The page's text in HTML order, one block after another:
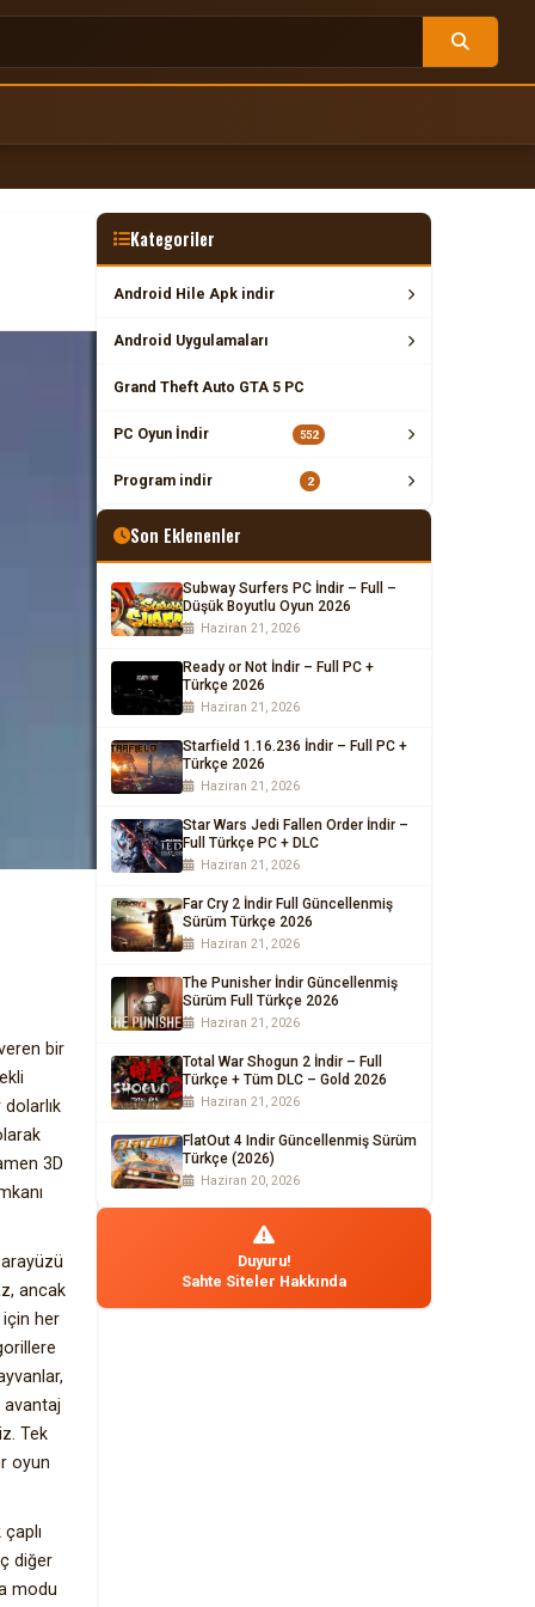
bir
3D
ancak
için her
avantaj
Tek
oyun
diğer
modu
Kategoriler
Android Hile Apk indir
Android Uygulamaları
Grand Theft Auto GTA 5 PC
PC Oyun İndir 552
Program indir 2
Son Eklenenler
Subway Surfers PC İndir – Full –
Düşük Boyutlu Oyun 2026
Haziran 21, 2026
Ready or Not İndir – Full PC +
Türkçe 2026
Haziran 21, 2026
Starfield 1.16.236 İndir – Full PC +
Türkçe 2026
Haziran 21, 2026
Star Wars Jedi Fallen Order İndir –
Full Türkçe PC + DLC
Haziran 21, 2026
Far Cry 2 İndir Full Güncellenmiş
Sürüm Türkçe 2026
Haziran 21, 2026
The Punisher İndir Güncellenmiş
Sürüm Full Türkçe 2026
Haziran 21, 2026
Total War Shogun 2 İndir – Full
Türkçe + Tüm DLC – Gold 2026
Haziran 21, 2026
FlatOut 4 Indir Güncellenmiş Sürüm
Türkçe (2026)
Haziran 20, 2026
Duyuru!
Sahte Siteler Hakkında